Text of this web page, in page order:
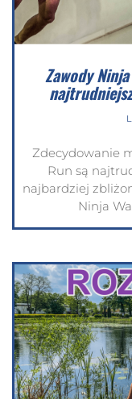
Zawody
Zdecydowanie
Run są
najbardziej
Ninja